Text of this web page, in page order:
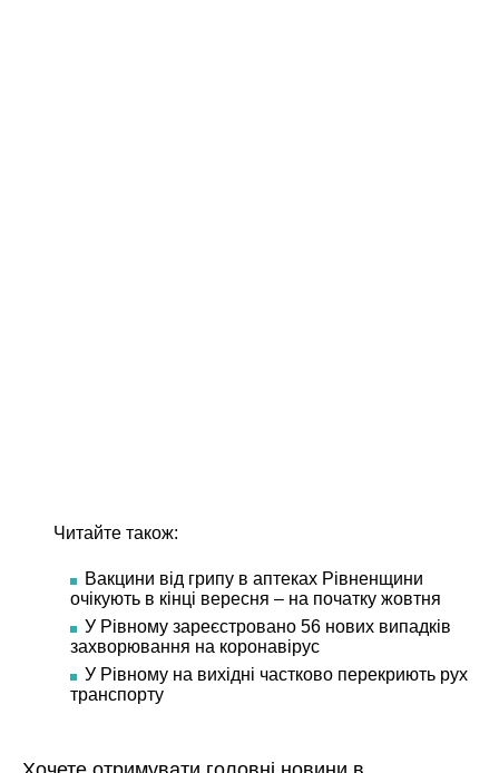
Читайте також:
Вакцини від грипу в аптеках Рівненщини
очікують в кінці вересня – на початку жовтня
У Рівному зареєстровано 56 нових випадків
захворювання на коронавірус
У Рівному на вихідні частково перекриють рух
транспорту